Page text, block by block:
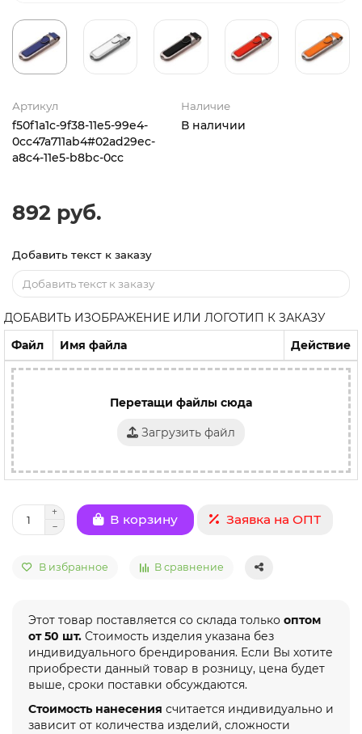
Артикул
f50f1a1c-9f38-11e5-99e4-
0cc47a711ab4#02ad29ec-
a8c4-11e5-b8bc-0cc
Наличие
В наличии
892 руб.
Добавить текст к заказу
ДОБАВИТЬ ИЗОБРАЖЕНИЕ ИЛИ ЛОГОТИП К ЗАКАЗУ
Файл
Имя файла Действие
Перетащи файлы сюда
Загрузить файл
В корзину Заявка на ОПТ
В избранное В сравнение
Этот товар поставляется со склада только оптом
от 50 шт. Стоимость изделия указана без
индивидуального брендирования. Если Вы хотите
приобрести данный товар в розницу, цена будет
выше, сроки поставки обсуждаются.
Стоимость нанесения считается индивидуально и
зависит от количества изделий, сложности